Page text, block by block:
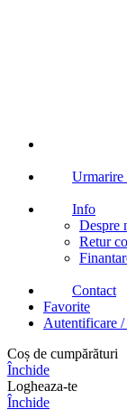
Urmarire
Info
Despre
Retur
Contact
Favorite
Autentificare /
Coș de cumpărături
Închide
Logheaza-te
Închide